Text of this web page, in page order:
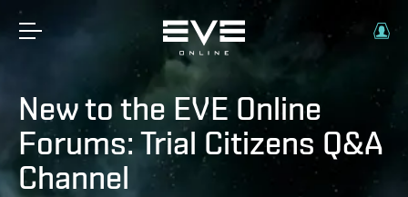
New to the EVE Online
Forums: Trial Citizens Q&A
Channel